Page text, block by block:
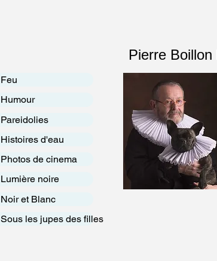
Pierre Boillon
Feu
Humour
Pareidolies
Histoires d'eau
Photos de cinema
Lumière noire
Noir et Blanc
Sous les jupes des filles